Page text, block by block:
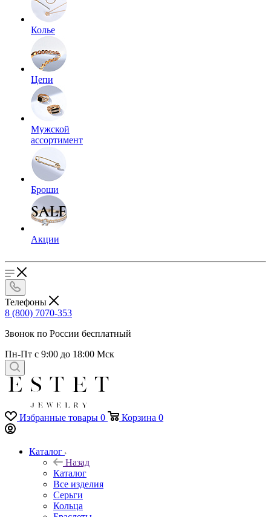
Колье
Цепи
Мужской
ассортимент
Броши
Акции
Телефоны
8 (800) 7070-353
Звонок по России бесплатный
Пн-Пт с 9:00 до 18:00 Мск
Избранные товары 0 Корзина 0
Каталог
Назад
Каталог
Все изделия
Серьги
Кольца